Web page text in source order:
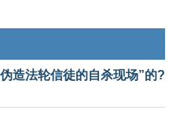
造法轮信徒的自杀现场”的?